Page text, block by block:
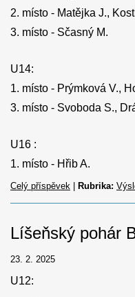
2. místo - Matějka J.,
3. místo - Sčasný M.
U14:
1. ‎místo - Prýmková V.,
3. místo - Svoboda S.,
U16 :
1. ‎místo - Hřib A.
Celý příspěvek | Rubrika:
Líšeňský pohár
23. 2. 2025
U12: